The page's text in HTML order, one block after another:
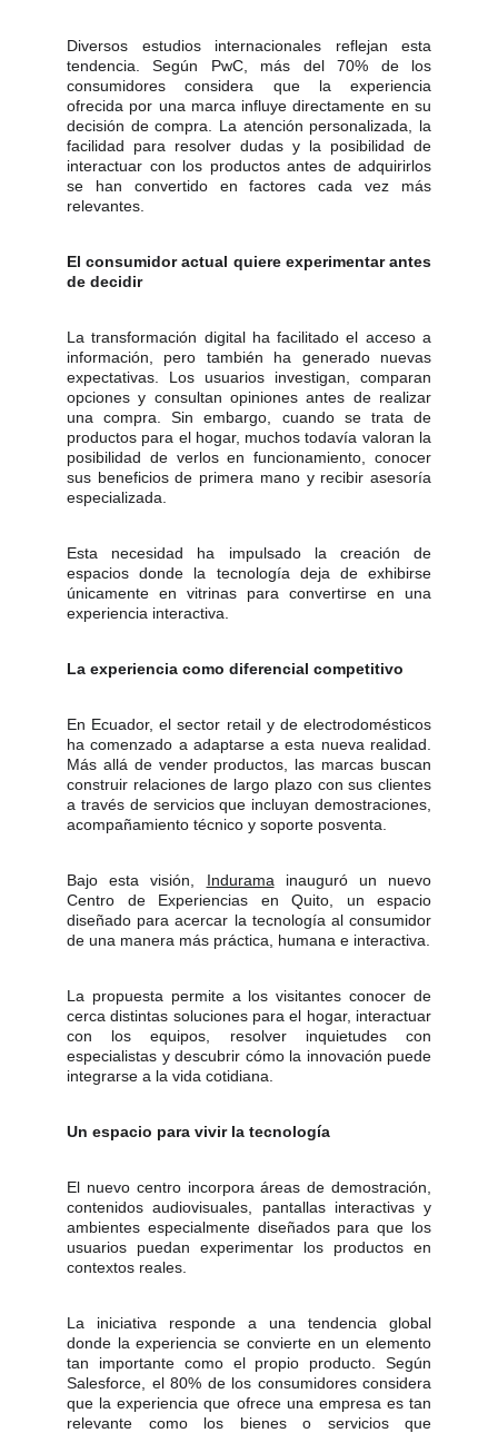
Diversos estudios internacionales reflejan esta
tendencia. Según PwC, más del 70% de los
consumidores considera que la experiencia
ofrecida por una marca influye directamente en su
decisión de compra. La atención personalizada, la
facilidad para resolver dudas y la posibilidad de
interactuar con los productos antes de adquirirlos
se han convertido en factores cada vez más
relevantes.
El consumidor actual quiere experimentar antes
de decidir
La transformación digital ha facilitado el acceso a
información, pero también ha generado nuevas
expectativas. Los usuarios investigan, comparan
opciones y consultan opiniones antes de realizar
una compra. Sin embargo, cuando se trata de
productos para el hogar, muchos todavía valoran la
posibilidad de verlos en funcionamiento, conocer
sus beneficios de primera mano y recibir asesoría
especializada.
Esta necesidad ha impulsado la creación de
espacios donde la tecnología deja de exhibirse
únicamente en vitrinas para convertirse en una
experiencia interactiva.
La experiencia como diferencial competitivo
En Ecuador, el sector retail y de electrodomésticos
ha comenzado a adaptarse a esta nueva realidad.
Más allá de vender productos, las marcas buscan
construir relaciones de largo plazo con sus clientes
a través de servicios que incluyan demostraciones,
acompañamiento técnico y soporte posventa.
Bajo esta visión, Indurama inauguró un nuevo
Centro de Experiencias en Quito, un espacio
diseñado para acercar la tecnología al consumidor
de una manera más práctica, humana e interactiva.
La propuesta permite a los visitantes conocer de
cerca distintas soluciones para el hogar, interactuar
con los equipos, resolver inquietudes con
especialistas y descubrir cómo la innovación puede
integrarse a la vida cotidiana.
Un espacio para vivir la tecnología
El nuevo centro incorpora áreas de demostración,
contenidos audiovisuales, pantallas interactivas y
ambientes especialmente diseñados para que los
usuarios puedan experimentar los productos en
contextos reales.
La iniciativa responde a una tendencia global
donde la experiencia se convierte en un elemento
tan importante como el propio producto. Según
Salesforce, el 80% de los consumidores considera
que la experiencia que ofrece una empresa es tan
relevante como los bienes o servicios que